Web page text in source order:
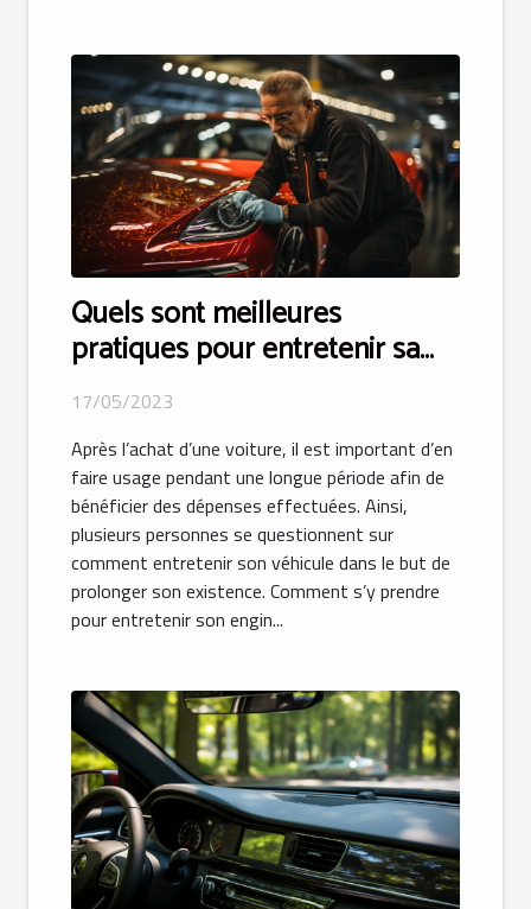
Quels sont meilleures
pratiques pour entretenir sa
voiture pour une longue durée
de vie ?
17/05/2023
Après l’achat d’une voiture, il est important d’en
faire usage pendant une longue période afin de
bénéficier des dépenses effectuées. Ainsi,
plusieurs personnes se questionnent sur
comment entretenir son véhicule dans le but de
prolonger son existence. Comment s’y prendre
pour entretenir son engin...